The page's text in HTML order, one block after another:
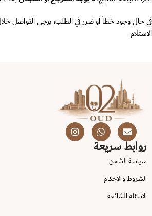
في حال وجود خطأ أو ضرر في الطلب، يرجى التواصل
الاستلام
روابط سريعة
سياسة الشحن
الشروط والأحكام
الاسئله الشائعه